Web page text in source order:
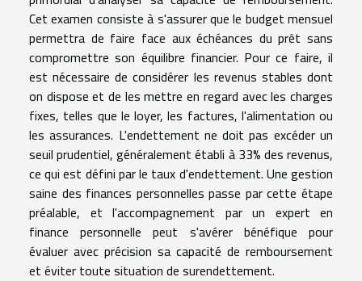
Cet examen consiste à s'assurer que le budget mensuel
permettra de faire face aux échéances du prêt sans
compromettre son équilibre financier. Pour ce faire, il
est nécessaire de considérer les revenus stables dont
on dispose et de les mettre en regard avec les charges
fixes, telles que le loyer, les factures, l'alimentation ou
les assurances. L'endettement ne doit pas excéder un
seuil prudentiel, généralement établi à 33% des revenus,
ce qui est défini par le taux d'endettement. Une gestion
saine des finances personnelles passe par cette étape
préalable, et l'accompagnement par un expert en
finance personnelle peut s'avérer bénéfique pour
évaluer avec précision sa capacité de remboursement
et éviter toute situation de surendettement.